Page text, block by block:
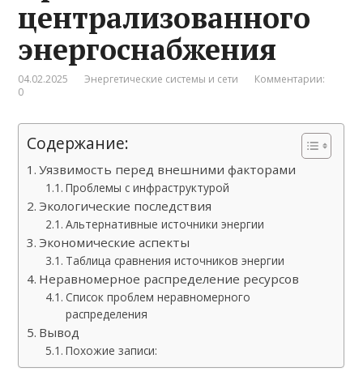
централизованного
энергоснабжения
04.02.2025 Энергетические системы и сети
Комментарии:
0
Содержание:
Уязвимость перед внешними факторами
Проблемы с инфраструктурой
Экологические последствия
Альтернативные источники энергии
Экономические аспекты
Таблица сравнения источников энергии
Неравномерное распределение ресурсов
Список проблем неравномерного
распределения
Вывод
Похожие записи: